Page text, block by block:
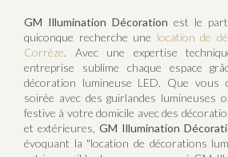
GM Illumination Décoration est le
quiconque recherche une location de
Corrèze. Avec une expertise
entreprise sublime chaque espace
décoration lumineuse LED. Que vous
soirée avec des guirlandes lumineuses
festive à votre domicile avec des
et extérieures, GM Illumination
évoquant la "location de décorations